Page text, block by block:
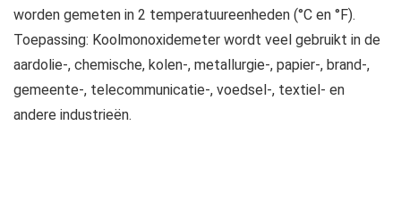
worden gemeten in 2 temperatuureenheden (°C en °F).
Toepassing: Koolmonoxidemeter wordt veel gebruikt in de
aardolie-, chemische, kolen-, metallurgie-, papier-, brand-,
gemeente-, telecommunicatie-, voedsel-, textiel- en
andere industrieën.